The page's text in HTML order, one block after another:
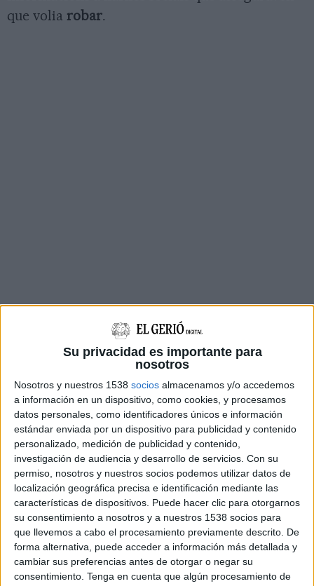
Su privacidad es importante para
nosotros
Nosotros y nuestros 1538 socios almacenamos y/o accedemos
a información en un dispositivo, como cookies, y procesamos
datos personales, como identificadores únicos e información
estándar enviada por un dispositivo para publicidad y contenido
personalizado, medición de publicidad y contenido,
investigación de audiencia y desarrollo de servicios. Con su
permiso, nosotros y nuestros socios podemos utilizar datos de
localización geográfica precisa e identificación mediante las
características de dispositivos. Puede hacer clic para otorgarnos
su consentimiento a nosotros y a nuestros 1538 socios para
que llevemos a cabo el procesamiento previamente descrito. De
forma alternativa, puede acceder a información más detallada y
cambiar sus preferencias antes de otorgar o negar su
consentimiento. Tenga en cuenta que algún procesamiento de
que volia robar.
Barcelonavan decidirocuparun pis del carrer
Torres i Bages deSalt(Gironès). Ho van fer pels
volts de les sis del matí. L’habitatge, però, tenia
unaalarmaque va saltar i que va activar els
Mossos d’Esquadraque van anar fins al lloc dels
fets, conjuntament amb elpropietaride
l’immoble i el responsable de l’empresa
d’alarmes. Un cop allà, van tocar a la porta i,
finalment, van acabar entrant. A dins no hi
havia ningú, però en mirar pel balcó, es van